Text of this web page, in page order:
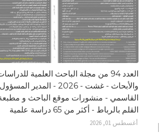
العدد 94 من مجلة الباحث العلمية
والأبحاث - غشت - 2026 - المدير
القاسمي - منشورات موقع الباحث و مطبعة
القلم بالرباط - أكثر من 65 دراسة علمية
أغسطس 01, 2026